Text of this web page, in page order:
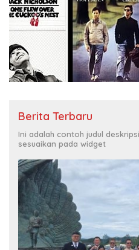
Berita Terbaru
Ini adalah contoh judul
sesuaikan pada widget